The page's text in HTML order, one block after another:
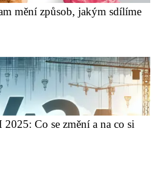
mění způsob, jakým sdílíme
2025: Co se změní a na co si